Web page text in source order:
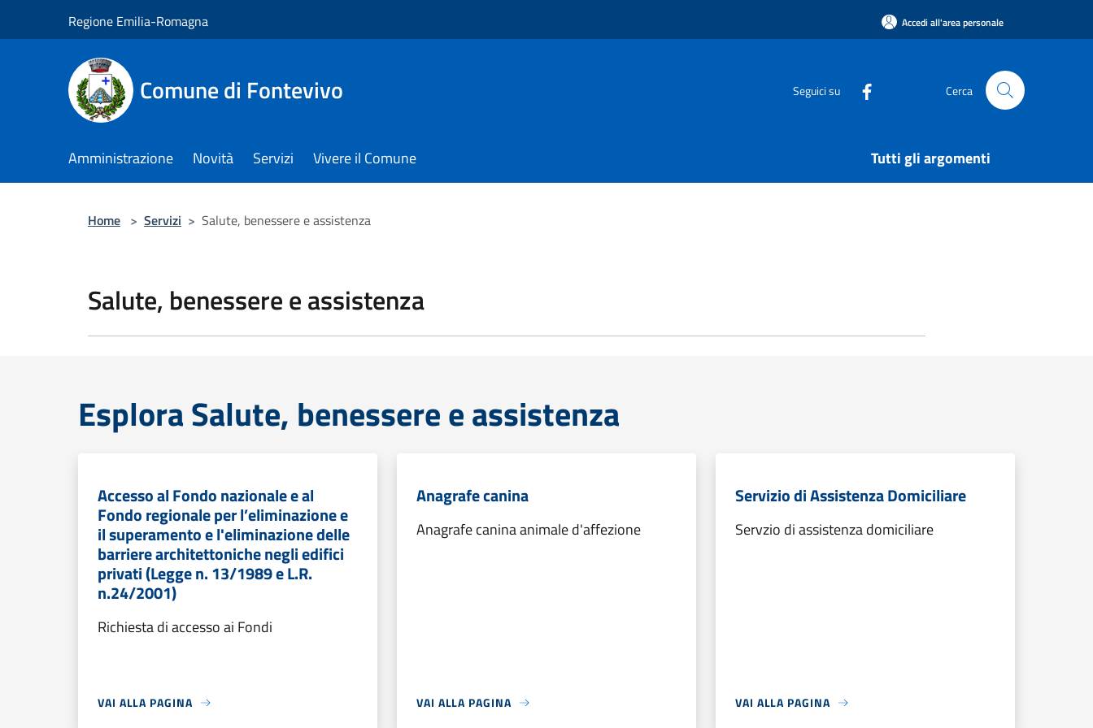
Regione Emilia-Romagna Accedi all'area personale
Comune di Fontevivo Seguici su Cerca
Amministrazione Novità Servizi Vivere il Comune Tutti gli argomenti
Home > Servizi > Salute, benessere e assistenza
Salute, benessere e assistenza
Esplora Salute, benessere e assistenza
Accesso al Fondo nazionale e al
Fondo regionale per l’eliminazione e
il superamento e l'eliminazione delle
barriere architettoniche negli edifici
privati (Legge n. 13/1989 e L.R.
n.24/2001)
Richiesta di accesso ai Fondi
VAI ALLA PAGINA
Anagrafe canina
Anagrafe canina animale d'affezione
VAI ALLA PAGINA
Servizio di Assistenza Domiciliare
Servzio di assistenza domiciliare
VAI ALLA PAGINA